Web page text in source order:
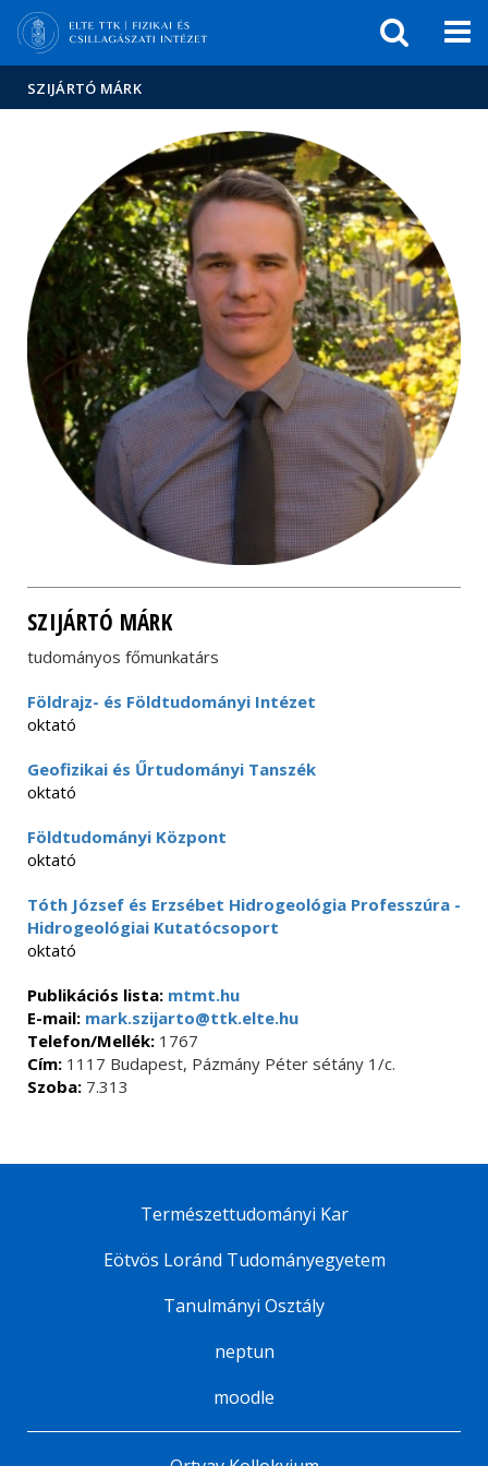
Események
sajtóban
SZIJÁRTÓ MÁRK
SZIJÁRTÓ MÁRK
tudományos főmunkatárs
Földrajz- és Földtudományi Intézet
oktató
Geofizikai és Űrtudományi Tanszék
oktató
Földtudományi Központ
oktató
Tóth József és Erzsébet Hidrogeológia Professzúra -
Hidrogeológiai Kutatócsoport
oktató
Publikációs lista: mtmt.hu
E-mail: mark.szijarto@ttk.elte.hu
Telefon/Mellék: 1767
Cím: 1117 Budapest, Pázmány Péter sétány 1/c.
Szoba: 7.313
Természettudományi Kar
Eötvös Loránd Tudományegyetem
Tanulmányi Osztály
neptun
moodle